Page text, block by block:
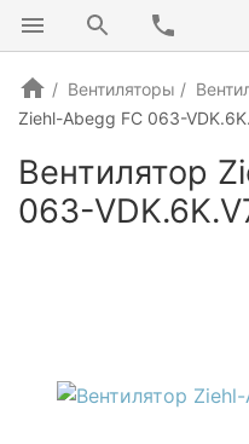
Вентиляторы
Ziehl-Abegg FC 063-
Вентилятор
063-